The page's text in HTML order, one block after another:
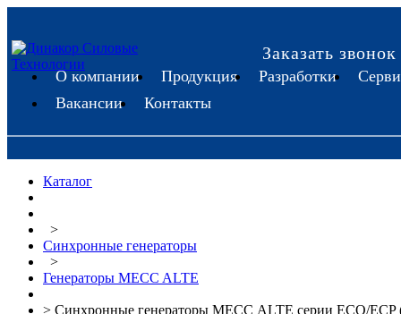
Заказать звонок
О компании Продукция Разработки
Вакансии
Контакты
Каталог
>
Синхронные генераторы
>
Генераторы MECC ALTE
> Синхронные генераторы МЕСС ALTE серии ECO/ECP